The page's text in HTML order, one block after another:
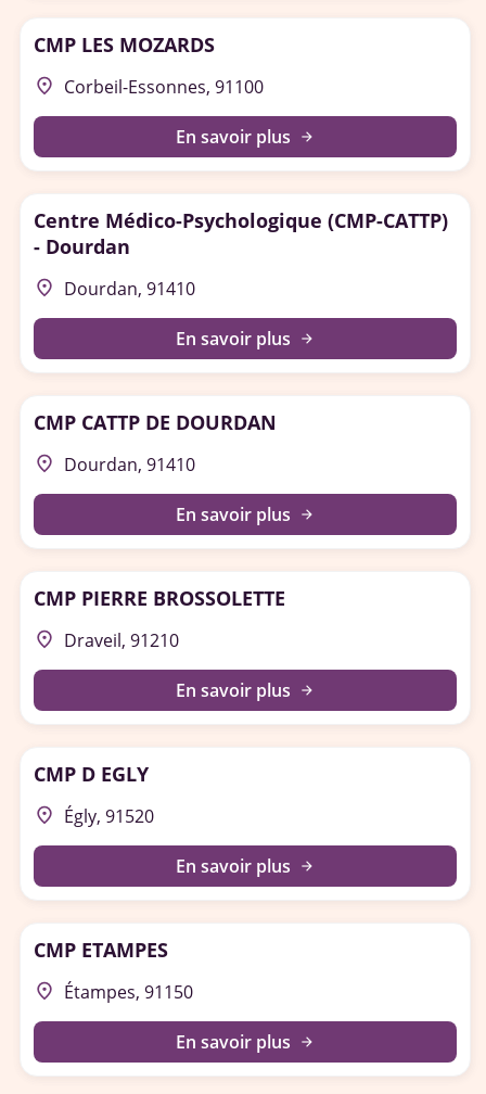
CMP LES MOZARDS
place Corbeil-Essonnes, 91100
En savoir plus arrow_forward
Centre Médico-Psychologique (CMP-CATTP)
- Dourdan
place Dourdan, 91410
En savoir plus arrow_forward
CMP CATTP DE DOURDAN
place Dourdan, 91410
En savoir plus arrow_forward
CMP PIERRE BROSSOLETTE
place Draveil, 91210
En savoir plus arrow_forward
CMP D EGLY
place Égly, 91520
En savoir plus arrow_forward
CMP ETAMPES
place Étampes, 91150
En savoir plus arrow_forward